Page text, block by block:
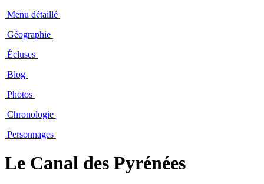
Menu détaillé
Géographie
Écluses
Blog
Photos
Chronologie
Personnages
Le Canal des Pyrénées